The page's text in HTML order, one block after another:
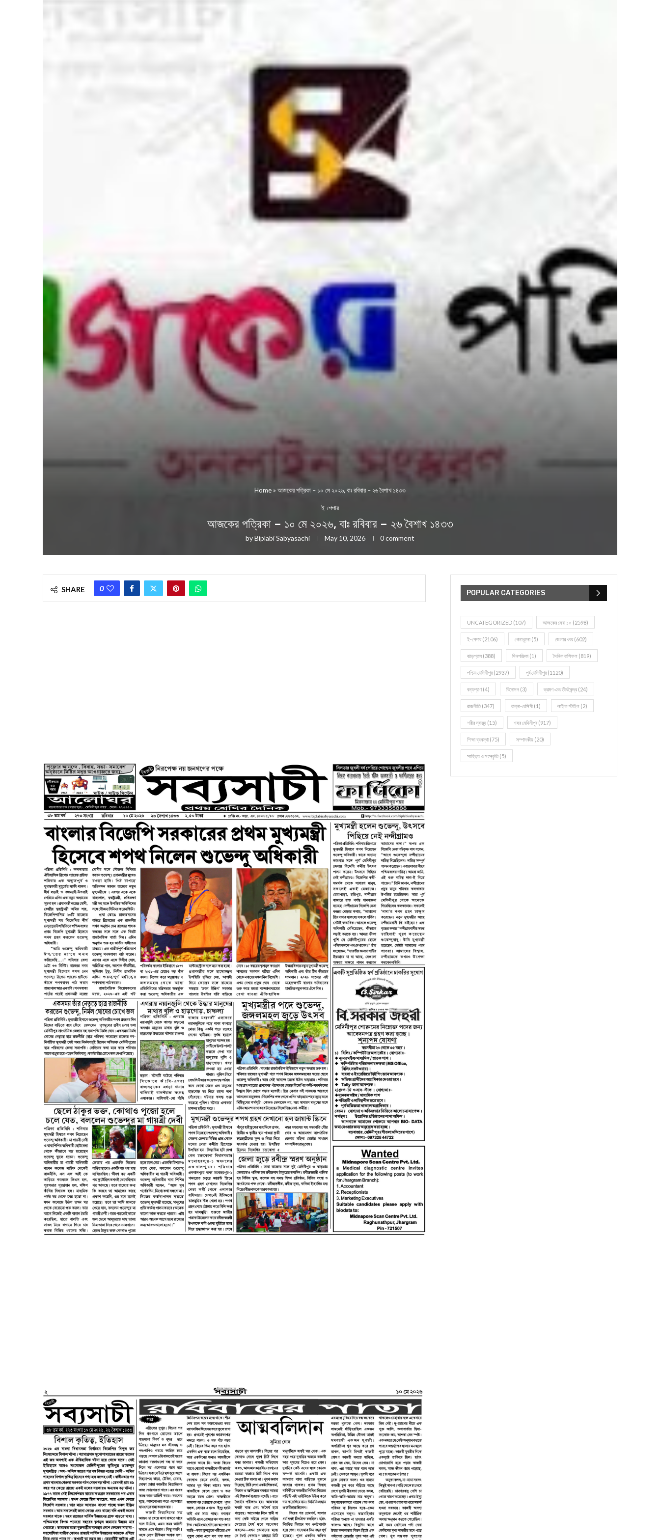
Home » আজকের পত্রিকা – ১০ মে ২০২৬, বাঃ রবিবার – ২৬ বৈশাখ ১৪৩৩
ই-পেপার
আজকের পত্রিকা – ১০ মে ২০২৬, বাঃ রবিবার – ২৬ বৈশাখ ১৪৩৩
byBiplabi Sabyasachi May 10, 2026 0 comment
SHARE 0
POPULAR CATEGORIES
UNCATEGORIZED (107) আজকের সেরা ১০ (2598)
ই-পেপার (2106) খেলাধূলো (5) জেলার খবর (602)
ঝাড়গ্রাম (388) দিনপঞ্জিকা (1) দৈনিক রাশিফল (819)
পশ্চিম মেদিনীপুর (2937) পূর্ব মেদিনীপুর (1120)
বন্যপ্রাণ (4) বিনোদন (3) ভ্রমণ এবং তীর্থকেন্দ্র (24)
রাজনীতি(347) রান্না-রেসিপী (1) লাইফ স্টাইল (2)
শরীর স্বাস্থ্য (15) শহর মেদিনীপুর (917)
শিক্ষা ব্যবস্থা (75) সম্পাদকীয় (20)
সাহিত্য ও সংস্কৃতি(5)